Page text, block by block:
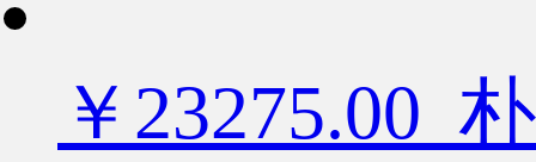
￥23275.00